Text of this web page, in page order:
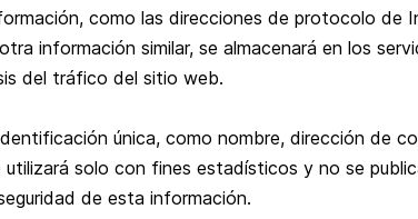
como las direcciones de protocolo
información similar, se almacenará en los
del tráfico del sitio web.
única, como nombre, dirección de
solo con fines estadísticos y no se
de esta información.